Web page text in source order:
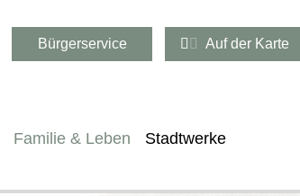
Bürgerservice Auf der Karte
Familie & Leben Stadtwerke